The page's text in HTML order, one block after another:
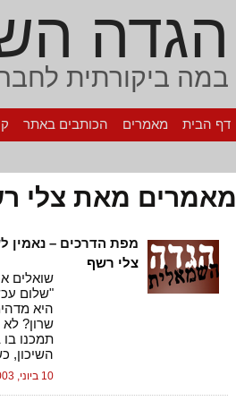
הגדה
במה ביקורתית
דף הבית מאמרים הכותבים באתר
מאמרים מאת צלי
מפת הדרכים – נאמין
צלי רשף
שואלים
"שלום
היא
שרון? לא
תמכנו
השיכון,
10 ביוני, 2003